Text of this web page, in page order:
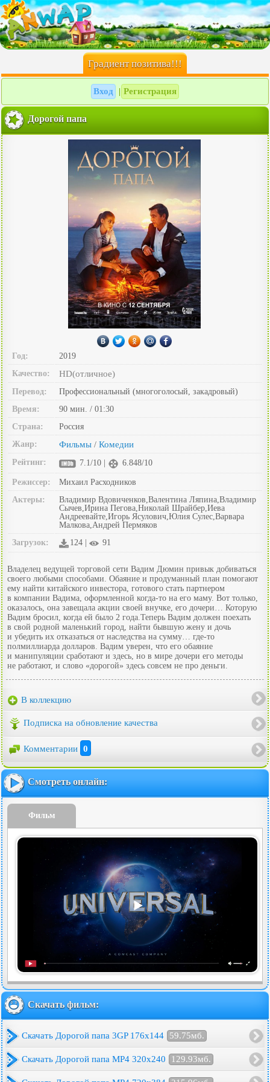
Градиент позитива!!!
Вход Регистрация
Дорогой папа
Год:
2019
Качество:
HD(отличное)
Перевод:
Профессиональный (многоголосый, закадровый)
Время:
90 мин. / 01:30
Страна:
Россия
Жанр:
Фильмы / Комедии
Рейтинг: 7.1/10 | 6.848/10
Режиссер:
Михаил Расходников
Актеры:
Владимир Вдовиченков,Валентина Ляпина,Владимир
Сычев,Ирина Пегова,Николай Шрайбер,Иева
Андреевайте,Игорь Ясулович,Юлия Сулес,Варвара
Малкова,Андрей Пермяков
Загрузок:
124 | 91
Владелец ведущей торговой сети Вадим Дюмин привык добиваться
своего любыми способами. Обаяние и продуманный план помогают
ему найти китайского инвестора, готового стать партнером
в компании Вадима, оформленной когда-то на его маму. Вот только,
оказалось, она завещала акции своей внучке, его дочери… Которую
Вадим бросил, когда ей было 2 года.Теперь Вадим должен поехать
в свой родной маленький город, найти бывшую жену и дочь
и убедить их отказаться от наследства на сумму… где-то
полмиллиарда долларов. Вадим уверен, что его обаяние
и манипуляции сработают и здесь, но в мире дочери его методы
не работают, и слово «дорогой» здесь совсем не про деньги.
В коллекцию
Подписка на обновление качества
Комментарии 0
Смотреть онлайн:
Фильм
Скачать фильм:
Скачать Дорогой папа 3GP 176x144 59.75мб.
Скачать Дорогой папа MP4 320x240 129.93мб.